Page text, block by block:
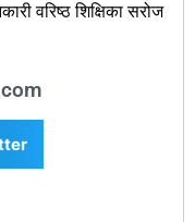
वरिष्ठ शिक्षिका सरोज